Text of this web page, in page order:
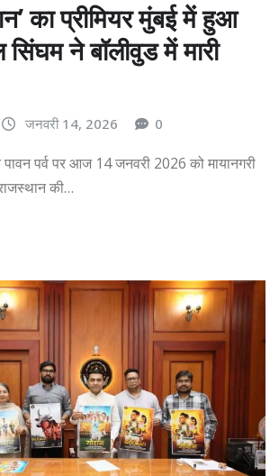
का प्रीमियर मुंबई में हुआ
सिंघम ने बॉलीवुड में मारी
जनवरी 14, 2026 0
पर्व पर आज 14 जनवरी 2026 को मायानगरी
की…